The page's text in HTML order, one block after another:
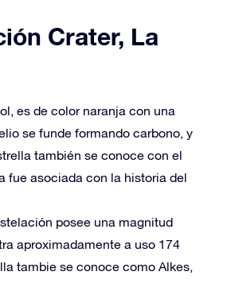
Crater, La
es de color naranja con una
se funde formando carbono, y
también se conoce con el
fue asociada con la historia del
posee una magnitud
aproximadamente a uso 174
tambie se conoce como Alkes,